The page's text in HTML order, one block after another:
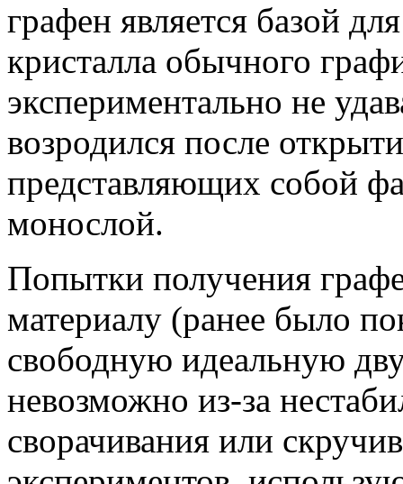
графен является базой
кристалла обычного
экспериментально не
возродился после
представляющих собой
монослой.
Попытки получения
материалу (ранее было
свободную идеальную
невозможно из-за
сворачивания или